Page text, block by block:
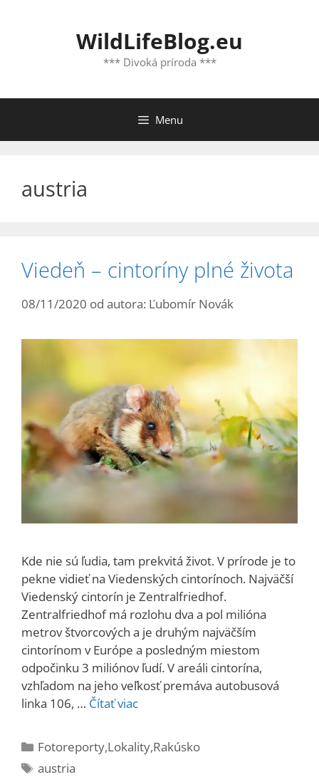
WildLifeBlog.eu
*** Divoká príroda ***
Menu
austria
Viedeň – cintoríny plné života
08/11/2020 od autora: Ľubomír Novák
Kde nie sú ľudia, tam prekvitá život. V prírode je to
pekne vidieť na Viedenských cintorínoch. Najväčší
Viedenský cintorín je Zentralfriedhof.
Zentralfriedhof má rozlohu dva a pol milióna
metrov štvorcových a je druhým najväčším
cintorínom v Európe a posledným miestom
odpočinku 3 miliónov ľudí. V areáli cintorína,
vzhľadom na jeho veľkosť premáva autobusová
linka 106, … Čítať viac
Kategórie
Fotoreporty,Lokality,Rakúsko
Značky
austria